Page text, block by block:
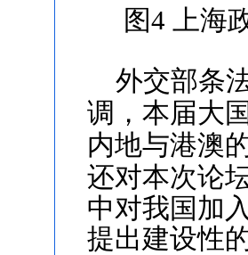
图 4 上海
外交部条
调，本届大
内地与港澳
还对本次论
中对我国加
提出建设性